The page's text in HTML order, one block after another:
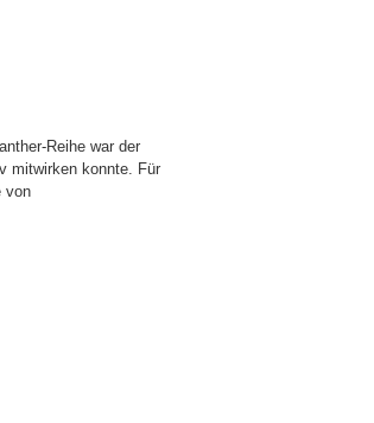
Reihe war der
mitwirken konnte. Für
von